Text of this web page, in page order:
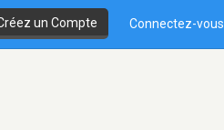
un Compte Connectez-vous